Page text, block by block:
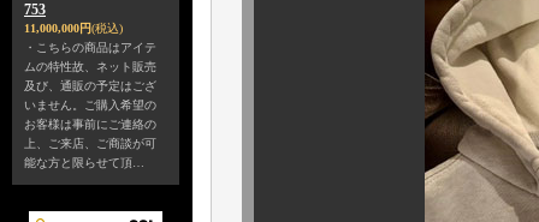
753
11,000,000円(税込)
・こちらの商品はアイテ
ムの特性故、ネット販売
及び、通販の予定はござ
いません。ご購入希望の
お客様は事前にご連絡の
上、ご来店、ご商談が可
能な方と限らせて頂…